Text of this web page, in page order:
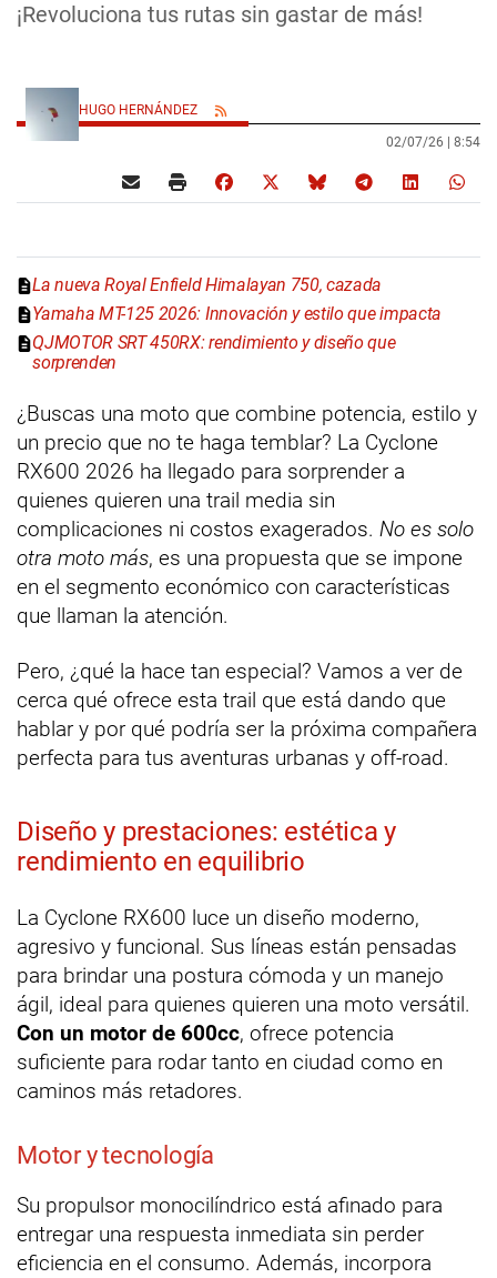
¡Revoluciona tus rutas sin gastar de más!
HUGO HERNÁNDEZ
02/07/26 | 8:54
La nueva Royal Enfield Himalayan 750, cazada
Yamaha MT-125 2026: Innovación y estilo que impacta
QJMOTOR SRT 450RX: rendimiento y diseño que
sorprenden
¿Buscas una moto que combine potencia, estilo y
un precio que no te haga temblar? La Cyclone
RX600 2026 ha llegado para sorprender a
quienes quieren una trail media sin
complicaciones ni costos exagerados. No es solo
otra moto más, es una propuesta que se impone
en el segmento económico con características
que llaman la atención.
Pero, ¿qué la hace tan especial? Vamos a ver de
cerca qué ofrece esta trail que está dando que
hablar y por qué podría ser la próxima compañera
perfecta para tus aventuras urbanas y off-road.
Diseño y prestaciones: estética y
rendimiento en equilibrio
La Cyclone RX600 luce un diseño moderno,
agresivo y funcional. Sus líneas están pensadas
para brindar una postura cómoda y un manejo
ágil, ideal para quienes quieren una moto versátil.
Con un motor de 600cc, ofrece potencia
suficiente para rodar tanto en ciudad como en
caminos más retadores.
Motor y tecnología
Su propulsor monocilíndrico está afinado para
entregar una respuesta inmediata sin perder
eficiencia en el consumo. Además, incorpora